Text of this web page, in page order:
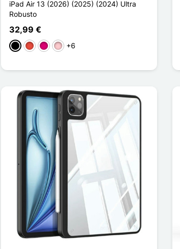
iPad Air 13 (2026) (2025) (2024) Ultra
Robusto
32,99 €
NegroRojoMagenta
Rosa+6